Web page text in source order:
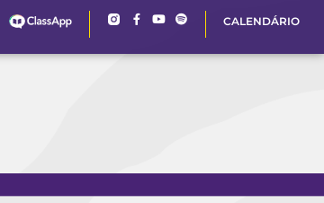
CALENDÁRIO